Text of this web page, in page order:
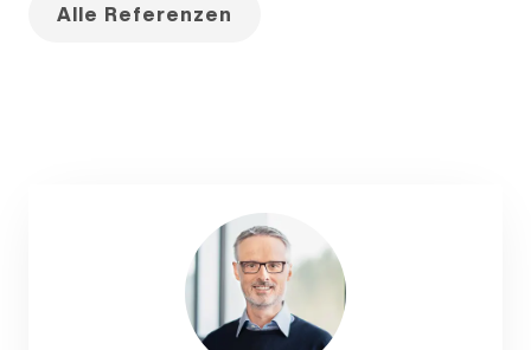
Alle Referenzen